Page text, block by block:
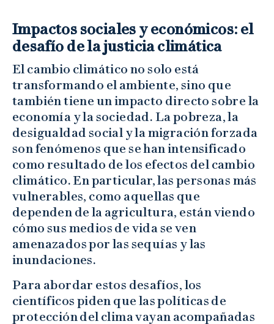
Impactos sociales y económicos: el
desafío de la justicia climática
El cambio climático no solo está
transformando el ambiente, sino que
también tiene un impacto directo sobre la
economía y la sociedad. La pobreza, la
desigualdad social y la migración forzada
son fenómenos que se han intensificado
como resultado de los efectos del cambio
climático. En particular, las personas más
vulnerables, como aquellas que
dependen de la agricultura, están viendo
cómo sus medios de vida se ven
amenazados por las sequías y las
inundaciones.
Para abordar estos desafíos, los
científicos piden que las políticas de
protección del clima vayan acompañadas